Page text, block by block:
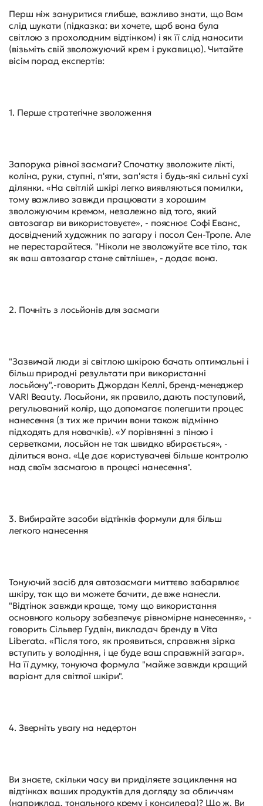
Перш ніж зануритися глибше, важливо знати, що Вам
слід шукати (підказка: ви хочете, щоб вона була
світлою з прохолодним відтінком) і як її слід наносити
(візьміть свій зволожуючий крем і рукавицю). Читайте
вісім порад експертів:
1. Перше стратегічне зволоження
Запорука рівної засмаги? Спочатку зволожите лікті,
коліна, руки, ступні, п'яти, зап'ястя і будь-які сильні сухі
ділянки. «На світлій шкірі легко виявляються помилки,
тому важливо завжди працювати з хорошим
зволожуючим кремом, незалежно від того, який
автозагар ви використовуєте», - пояснює Софі Еванс,
досвідчений художник по загару і посол Сен-Тропе. Але
не перестарайтеся. "Ніколи не зволожуйте все тіло, так
як ваш автозагар стане світліше», - додає вона.
2. Почніть з лосьйонів для засмаги
"Зазвичай люди зі світлою шкірою бачать оптимальні і
більш природні результати при використанні
лосьйону",-говорить Джордан Келлі, бренд-менеджер
VARI Beauty. Лосьйони, як правило, дають поступовий,
регульований колір, що допомагає полегшити процес
нанесення (з тих же причин вони також відмінно
підходять для новачків). «У порівнянні з піною і
серветками, лосьйон не так швидко вбирається», -
ділиться вона. «Це дає користувачеві більше контролю
над своїм засмагою в процесі нанесення".
3. Вибирайте засоби відтінків формули для більш
легкого нанесення
Тонуючий засіб для автозасмаги миттєво забарвлює
шкіру, так що ви можете бачити, де вже нанесли.
"Відтінок завжди краще, тому що використання
основного кольору забезпечує рівномірне нанесення», -
говорить Сільвер Гудвін, викладач бренду в Vita
Liberata. «Після того, як проявиться, справжня зірка
вступить у володіння, і це буде ваш справжній загар».
На її думку, тонуюча формула "майже завжди кращий
варіант для світлої шкіри".
4. Зверніть увагу на недертон
Ви знаєте, скільки часу ви приділяєте зациклення на
відтінках ваших продуктів для догляду за обличчям
(наприклад, тонального крему і консилера)? Що ж, Ви